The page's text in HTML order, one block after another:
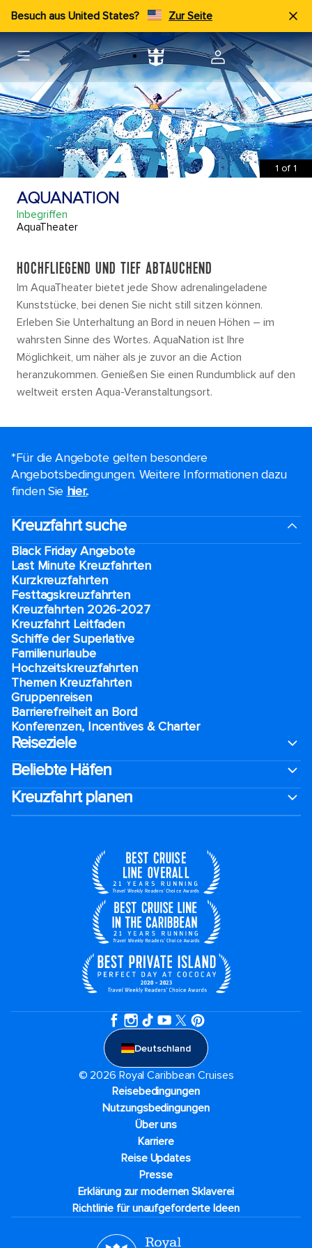
Besuch aus United States? Zur Seite
1 of 1
AQUANATION
Inbegriffen
AquaTheater
HOCHFLIEGEND UND TIEF ABTAUCHEND
Im AquaTheater bietet jede Show adrenalingeladene
Kunststücke, bei denen Sie nicht still sitzen können.
Erleben Sie Unterhaltung an Bord in neuen Höhen – im
wahrsten Sinne des Wortes. AquaNation ist Ihre
Möglichkeit, um näher als je zuvor an die Action
heranzukommen. Genießen Sie einen Rundumblick auf den
weltweit ersten Aqua-Veranstaltungsort.
*Für die Angebote gelten besondere
Angebotsbedingungen. Weitere Informationen dazu
finden Sie hier..
Kreuzfahrt suche
Black Friday Angebote
Last Minute Kreuzfahrten
Kurzkreuzfahrten​
Festtagskreuzfahrten​
Kreuzfahrten 2026-2027
Kreuzfahrt Leitfaden
Schiffe der Superlative
Familienurlaube​
Hochzeitskreuzfahrten
Themen Kreuzfahrten
Gruppenreisen
Barrierefreiheit an Bord​
Konferenzen, Incentives & Charter
Reiseziele
Beliebte Häfen
Kreuzfahrt planen
Deutschland
© 2026 Royal Caribbean Cruises
Reisebedingungen
Nutzungsbedingungen
Über uns
Karriere​
Reise Updates​
Presse
Erklärung zur modernen Sklaverei
Richtlinie für unaufgeforderte Ideen